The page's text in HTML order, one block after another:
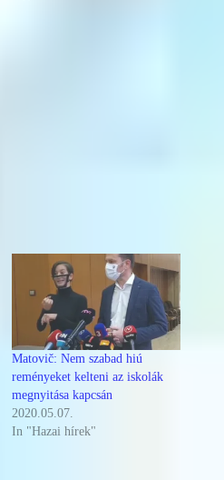
Matovič: Nem szabad hiú
reményeket kelteni az iskolák
megnyitása kapcsán
2020.05.07.
In "Hazai hírek"